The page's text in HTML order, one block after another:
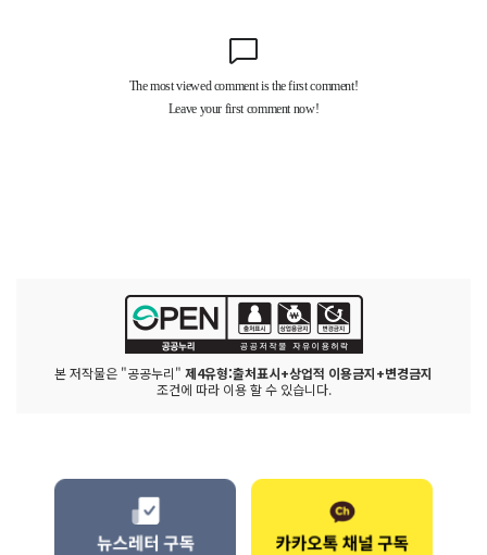
본 저작물은 "공공누리" 제4유형:출처표시+상업적 이용금지+변경금지
조건에 따라 이용 할 수 있습니다.